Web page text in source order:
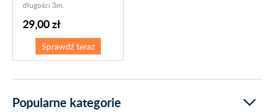
długości 3m.
29,00 zł
Sprawdź teraz
Popularne kategorie